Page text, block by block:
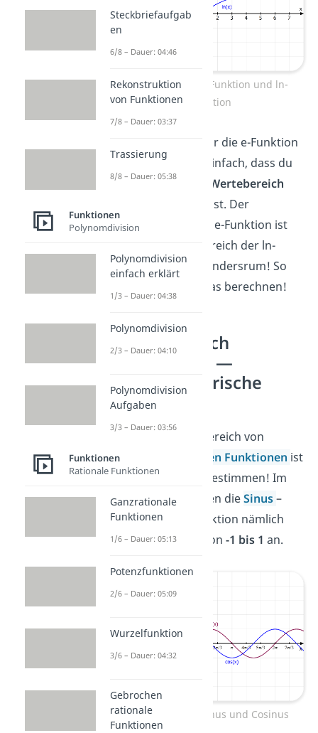
Wertebereich e-Funktion und ln-
Funktion
Merke dir für die e-Funktion
und ln-Funktion einfach, dass du
Definitions- und Wertebereich
vertauschen kannst. Der
Wertebereich der e-Funktion ist
der Definitionsbereich der ln-
Funktion — und andersrum! So
musst du nie etwas berechnen!
Wertebereich
bestimmen —
trigonometrische
Funktionen
Auch der Wertebereich von
trigonometrischen Funktionen ist
ganz einfach zu bestimmen! Im
Normalfall nehmen dieSinus–
undCosinus
-Funktion nämlich
nur die y-Werte von-1 bis 1 an.
Wertebereich Sinus und Cosinus
Steckbriefaufgab
en
6/8 – Dauer: 04:46
Rekonstruktion
von Funktionen
7/8 – Dauer: 03:37
Trassierung
8/8 – Dauer: 05:38
Funktionen
Polynomdivision
Polynomdivision
einfach erklärt
1/3 – Dauer: 04:38
Polynomdivision
2/3 – Dauer: 04:10
Polynomdivision
Aufgaben
3/3 – Dauer: 03:56
Funktionen
Rationale Funktionen
Ganzrationale
Funktionen
1/6 – Dauer: 05:13
Potenzfunktionen
2/6 – Dauer: 05:09
Wurzelfunktion
3/6 – Dauer: 04:32
Gebrochen
rationale
Funktionen